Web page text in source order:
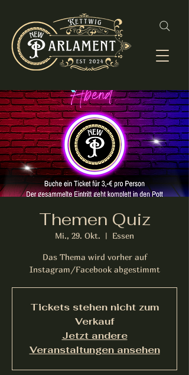
Themen Quiz
Mi., 29. Okt.
  |
Essen
Das Thema wird vorher auf
Instagram/Facebook abgestimmt
Tickets stehen nicht zum
Verkauf
Jetzt andere
Veranstaltungen ansehen